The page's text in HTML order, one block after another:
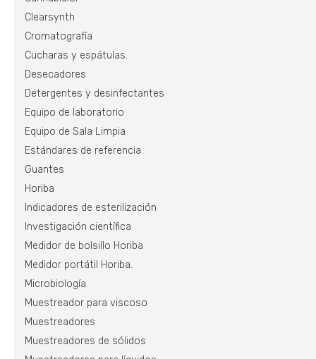
Clearsynth
Cromatografía
Cucharas y espátulas.
Desecadores
Detergentes y desinfectantes
Equipo de laboratorio
Equipo de Sala Limpia
Estándares de referencia
Guantes
Horiba
Indicadores de esterilización
Investigación científica
Medidor de bolsillo Horiba
Medidor portátil Horiba.
Microbiología
Muestreador para viscoso
Muestreadores
Muestreadores de sólidos